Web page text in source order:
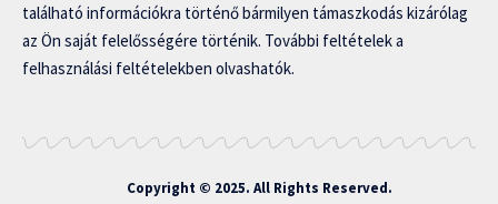
található információkra történő bármilyen támaszkodás kizárólag
az Ön saját felelősségére történik. További feltételek a
felhasználási feltételekben olvashatók.
Copyright © 2025. All Rights Reserved.